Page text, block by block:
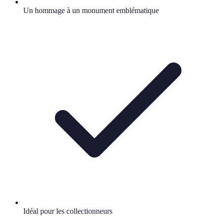
Un hommage à un monument emblématique
Idéal pour les collectionneurs